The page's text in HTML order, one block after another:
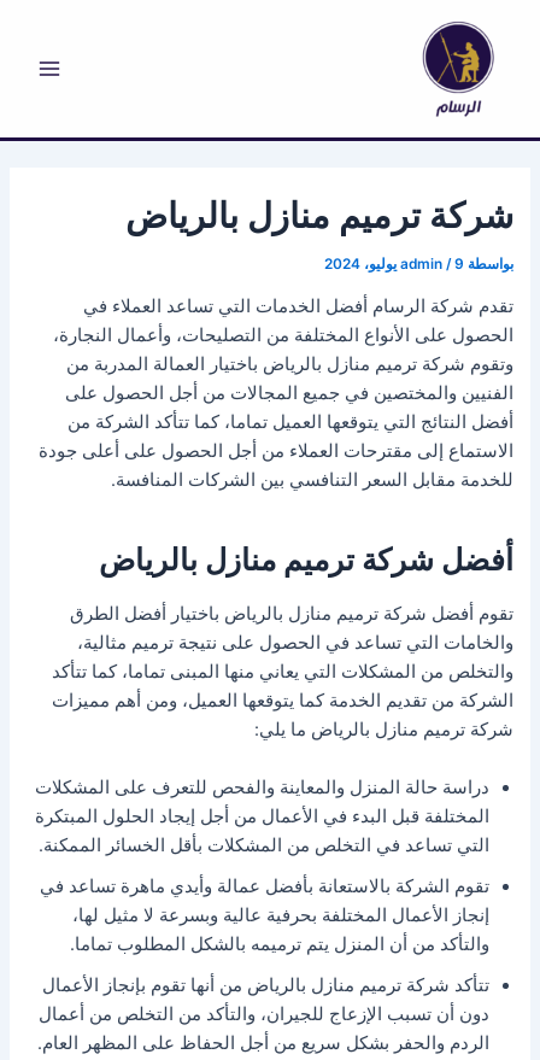
المحتوى
شركة ترميم منازل بالرياض
بواسطة admin /9 يوليو، 2024
تقدم شركة الرسام أفضل الخدمات التي تساعد العملاء في
الحصول على الأنواع المختلفة من التصليحات، وأعمال النجارة،
وتقوم شركة ترميم منازل بالرياض باختيار العمالة المدربة من
الفنيين والمختصين في جميع المجالات من أجل الحصول على
أفضل النتائج التي يتوقعها العميل تماما، كما تتأكد الشركة من
الاستماع إلى مقترحات العملاء من أجل الحصول على أعلى جودة
للخدمة مقابل السعر التنافسي بين الشركات المنافسة.
أفضل شركة ترميم منازل بالرياض
تقوم أفضل شركة ترميم منازل بالرياض باختيار أفضل الطرق
والخامات التي تساعد في الحصول على نتيجة ترميم مثالية،
والتخلص من المشكلات التي يعاني منها المبنى تماما، كما تتأكد
الشركة من تقديم الخدمة كما يتوقعها العميل، ومن أهم مميزات
شركة ترميم منازل بالرياض ما يلي:
دراسة حالة المنزل والمعاينة والفحص للتعرف على المشكلات
المختلفة قبل البدء في الأعمال من أجل إيجاد الحلول المبتكرة
التي تساعد في التخلص من المشكلات بأقل الخسائر الممكنة.
تقوم الشركة بالاستعانة بأفضل عمالة وأيدي ماهرة تساعد في
إنجاز الأعمال المختلفة بحرفية عالية وبسرعة لا مثيل لها،
والتأكد من أن المنزل يتم ترميمه بالشكل المطلوب تماما.
تتأكد شركة ترميم منازل بالرياض من أنها تقوم بإنجاز الأعمال
دون أن تسبب الإزعاج للجيران، والتأكد من التخلص من أعمال
الردم والحفر بشكل سريع من أجل الحفاظ على المظهر العام.